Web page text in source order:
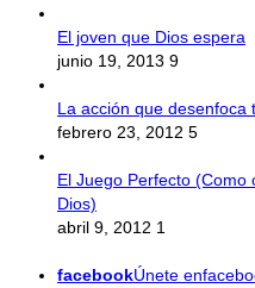
El joven que Dios espera
junio 19, 2013 9
La acción que desenfoca
febrero 23, 2012 5
El Juego Perfecto (Como
Dios)
abril 9, 2012 1
facebookÚnete